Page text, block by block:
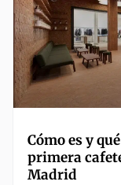
Cómo es y
primera
Madrid